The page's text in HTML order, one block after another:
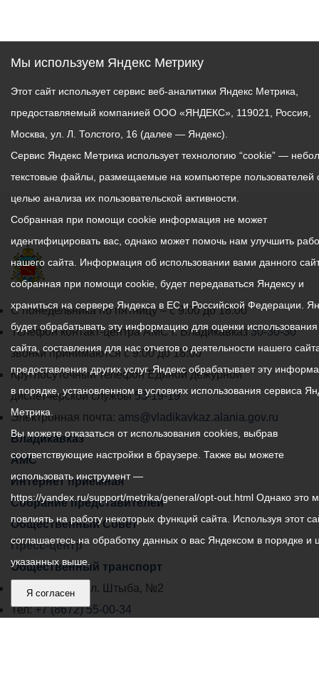
График
работы
администрации
местного
самоуправления
города
Владикавказ:
С понедельника по пятницу – с 9.00 до 18.00
Телефон контакт-центра АМС г. Владикавказ30-30-30
звонки принимаются с 9:00 до 18:00
Круглосуточный телефон Единой дежурной
диспетчерской службы53-19-19
Электронная почта: ams@vladikavkaz.alania.gov.ru
Владикавказ
АМС
Интернет приемная
Собрание представителей
Общественный Совет
Пресс-центр
Общественный транспорт
Владикавказ, пл. Штыба, №2
Тел:+7 (8672) 55-00-34
Мы используем Яндекс Метрику
Этот сайт использует сервис веб-аналитики Яндекс Метрика,
предоставляемый компанией ООО «ЯНДЕКС», 119021, Россия,
Москва, ул. Л. Толстого, 16 (далее — Яндекс).
Сервис Яндекс Метрика использует технологию “cookie” —
текстовые файлы, размещаемые на компьютере пользователей
целью анализа их пользовательской активности.
Собранная при помощи cookie информация не может
идентифицировать вас, однако может помочь нам улучшить
нашего сайта. Информация об использовании вами данного
собранная при помощи cookie, будет передаваться Яндексу и
храниться на сервере Яндекса в ЕС и Российской Федерации.
будет обрабатывать эту информацию для оценки
сайта, составления для нас отчетов о деятельности нашего
предоставления других услуг. Яндекс обрабатывает эту
в порядке, установленном в условиях использования сервиса
Метрика.
Вы можете отказаться от использования cookies, выбрав
соответствующие настройки в браузере. Также вы можете
использовать инструмент —
https://yandex.ru/support/metrika/general/opt-out.html Однако это
повлиять на работу некоторых функций сайта. Используя этот
соглашаетесь на обработку данных о вас Яндексом в порядке и
указанных выше.
Я согласен